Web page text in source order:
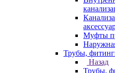
Муфты
Трубы,
Назад
Трубы,